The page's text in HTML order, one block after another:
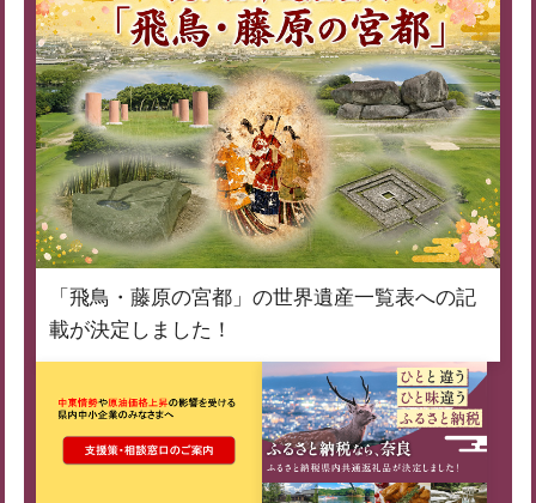
「飛鳥・藤原の宮都」の世界遺産一覧表への記
載が決定しました！